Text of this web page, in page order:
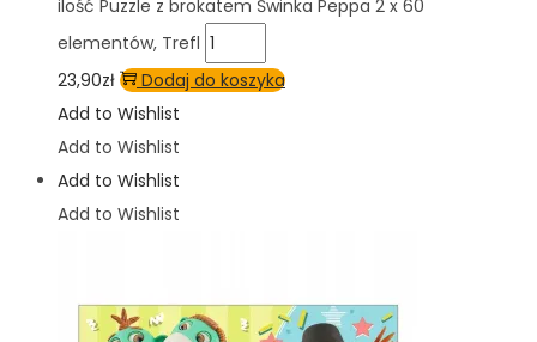
ilość Puzzle z brokatem Świnka Peppa 2 x 60
elementów, Trefl
23,90zł
Dodaj do koszyka
Add to Wishlist
Add to Wishlist
Add to Wishlist
Add to Wishlist